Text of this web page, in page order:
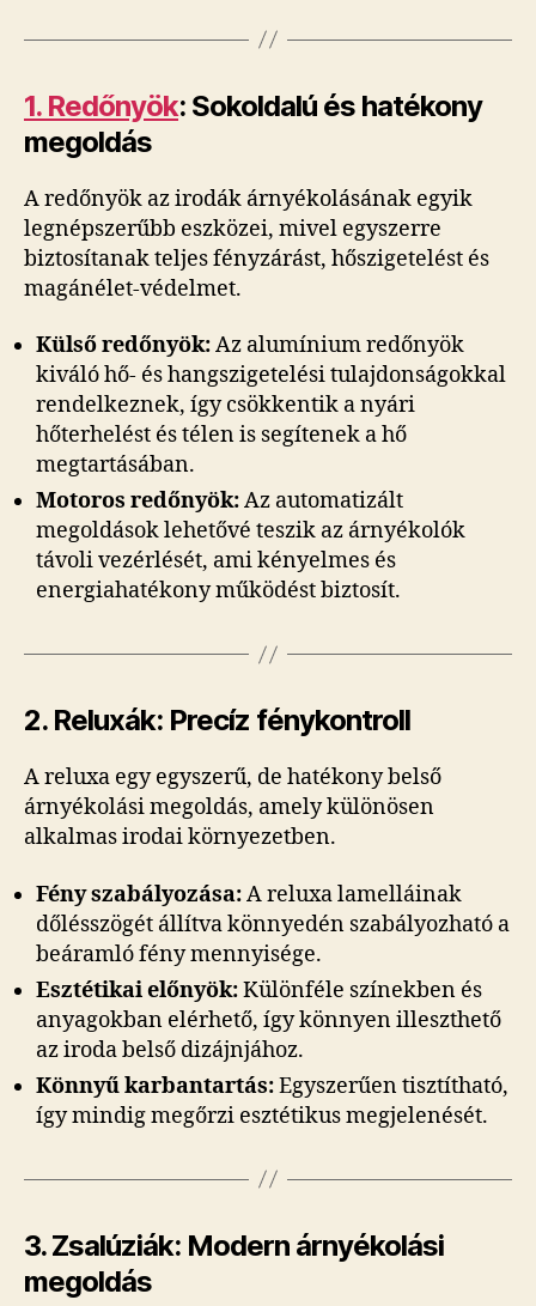
1. Redőnyök: Sokoldalú és hatékony
megoldás
A redőnyök az irodák árnyékolásának egyik
legnépszerűbb eszközei, mivel egyszerre
biztosítanak teljes fényzárást, hőszigetelést és
magánélet-védelmet.
Külső redőnyök:Az alumínium redőnyök
kiváló hő- és hangszigetelési tulajdonságokkal
rendelkeznek, így csökkentik a nyári
hőterhelést és télen is segítenek a hő
megtartásában.
Motoros redőnyök:Az automatizált
megoldások lehetővé teszik az árnyékolók
távoli vezérlését, ami kényelmes és
energiahatékony működést biztosít.
2. Reluxák: Precíz fénykontroll
A reluxa egy egyszerű, de hatékony belső
árnyékolási megoldás, amely különösen
alkalmas irodai környezetben.
Fény szabályozása:A reluxa lamelláinak
dőlésszögét állítva könnyedén szabályozható a
beáramló fény mennyisége.
Esztétikai előnyök:Különféle színekben és
anyagokban elérhető, így könnyen illeszthető
az iroda belső dizájnjához.
Könnyű karbantartás:Egyszerűen tisztítható,
így mindig megőrzi esztétikus megjelenését.
3. Zsalúziák: Modern árnyékolási
megoldás